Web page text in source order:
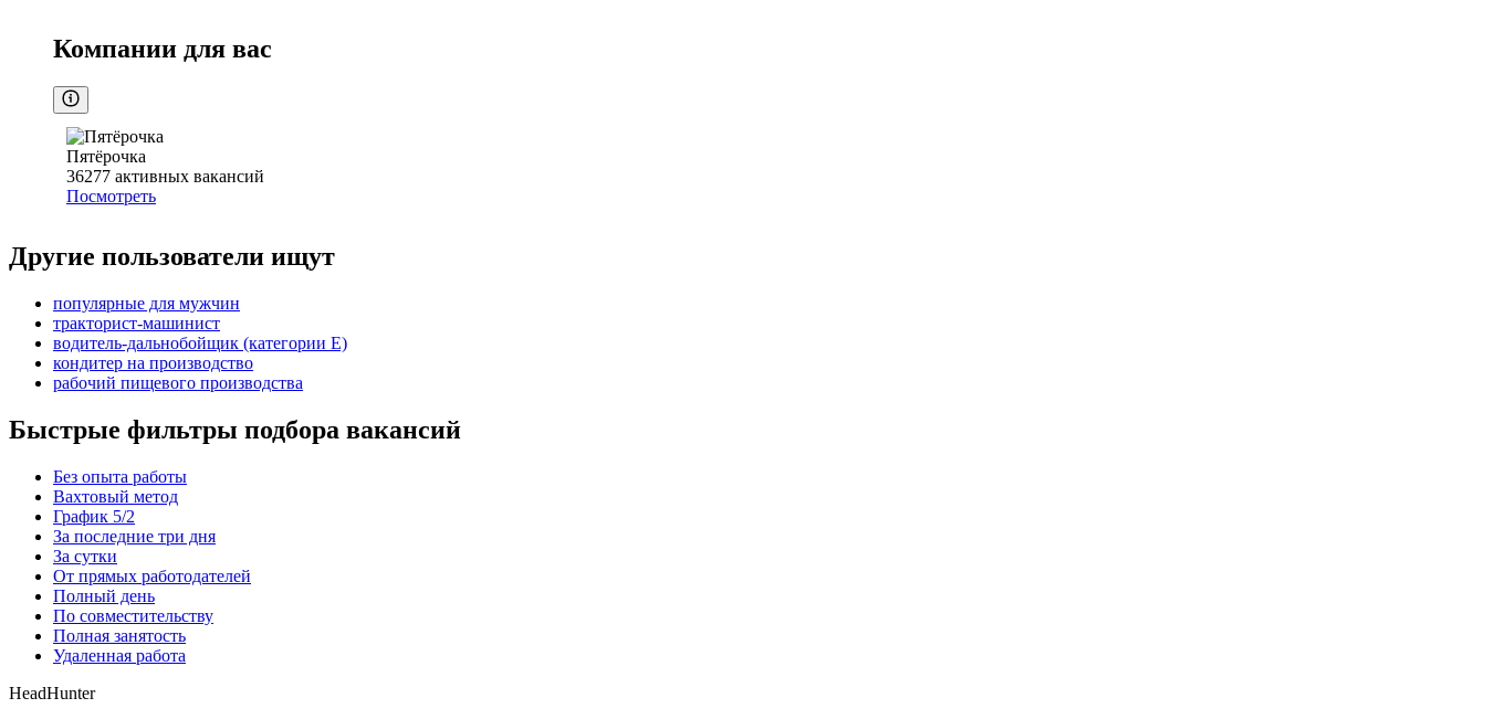
Компании для вас
Пятёрочка
36277 активных вакансий
Посмотреть
Другие пользователи ищут
популярные для мужчин
тракторист-машинист
водитель-дальнобойщик (категории Е)
кондитер на производство
рабочий пищевого производства
Быстрые фильтры подбора вакансий
Без опыта работы
Вахтовый метод
График 5/2
За последние три дня
За сутки
От прямых работодателей
Полный день
По совместительству
Полная занятость
Удаленная работа
HeadHunter